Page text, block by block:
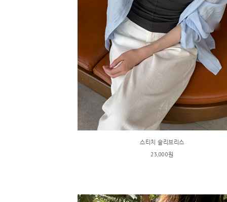
스티치 슬리브리스
23,000원